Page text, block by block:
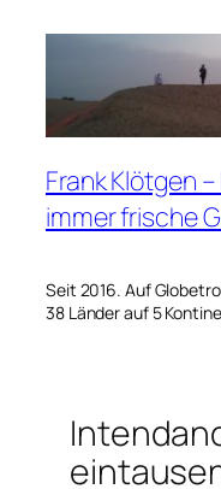
Frank Klötgen
immer frische
Seit 2016. Auf
38 Länder auf 5